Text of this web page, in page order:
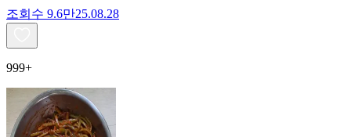
조회수 9.6만25.08.28
999+